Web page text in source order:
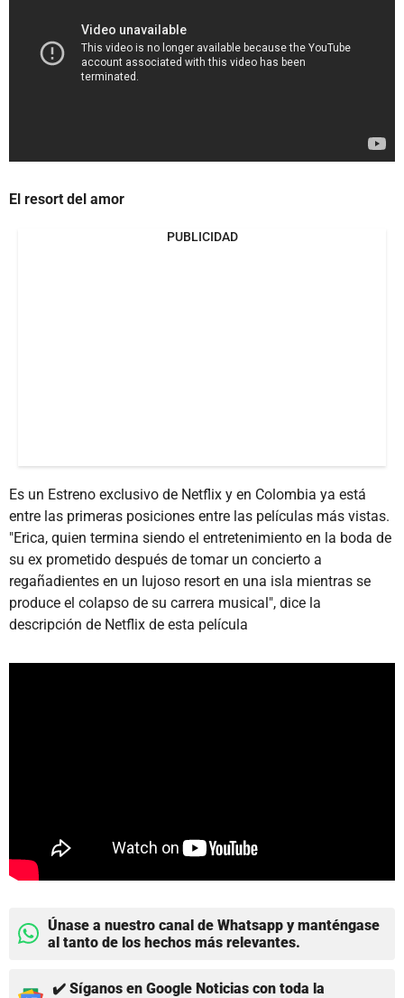
El resort del amor
PUBLICIDAD
Es un Estreno exclusivo de Netflix y en Colombia ya está
entre las primeras posiciones entre las películas más vistas.
"Erica, quien termina siendo el entretenimiento en la boda de
su ex prometido después de tomar un concierto a
regañadientes en un lujoso resort en una isla mientras se
produce el colapso de su carrera musical", dice la
descripción de Netflix de esta película
Únase a nuestro canal de Whatsapp y manténgase
al tanto de los hechos más relevantes.
✔️ Síganos en Google Noticias con toda la